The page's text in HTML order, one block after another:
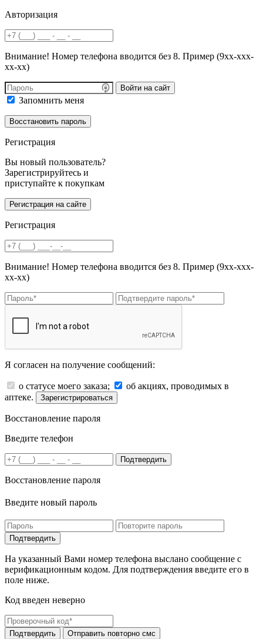
Авторизация
Внимание! Номер телефона вводится без 8. Пример (9хх-ххх-
хх-хх)
Войти на сайт
Запомнить меня
Регистрация
Вы новый пользователь?
Зарегистрируйтесь и
приступайте к покупкам
Регистрация
Внимание! Номер телефона вводится без 8. Пример (9хх-ххх-
хх-хх)
Я согласен на получение сообщений:
о статусе моего заказа;
об акциях, проводимых в
аптеке.
Зарегистрироваться
Восстановление пароля
Введите телефон
Подтвердить
Восстановление пароля
Введите новый пароль
На указанный Вами номер телефона выслано сообщение с
верификационным кодом. Для подтверждения введите его в
поле ниже.
Код введен неверно